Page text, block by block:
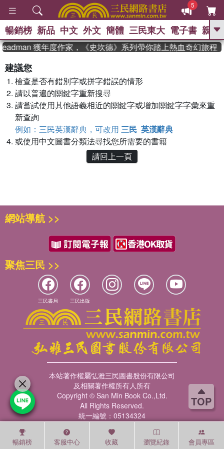
TOP
5
GO
史是一群喵 、
獎 臺灣漫遊錄
登輝時代 、 數學女孩：黎曼猜想 、
暢銷榜 新品 中文 外文 簡體 三民東大 電子書 親子
獲年度作家，《史坎德》系列帶你踏上熱血奇幻旅程
建議您
檢查是否有錯別字或拼字錯誤的情形
請以普遍的關鍵字重新搜尋
請嘗試使用其他語義相近的關鍵字或增加關鍵字字彙來重
新查詢
例如：三民英漢辭典，可改用 三民 英漢辭典
或使用中文圖書分類法尋找您所需要的書籍
請回上一頁
暢銷榜 客服中心 收藏 瀏覽紀錄 會員專區
網站導航 >>
聚焦三民 >>
三民書局 三民出版
本站著作權屬弘雅三民圖書股份有限公司
及相關著作權所有人所有
Copyright © San Min Book Co.,Ltd.
All Rights Reserved.
統一編號：05134324